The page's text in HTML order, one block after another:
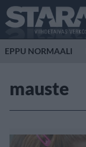
EPPU NORMAALI
mauste